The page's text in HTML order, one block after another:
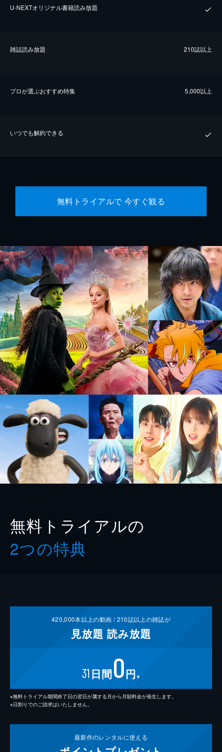
U-NEXTオリジナル書籍読み放題
雑誌読み放題 210誌以上
プロが選ぶおすすめ特集 5,000以上
いつでも解約できる
無料トライアルで 今すぐ観る
無料トライアルの
2つの特典
420,000本以上の動画 /210誌以上の雑誌が
見放題 読み放題
31 日間0円 ※
※無料トライアル期間終了日の翌日が属する月から月額料金が発生します。
※日割りでのご請求はいたしません。
最新作のレンタルに使える